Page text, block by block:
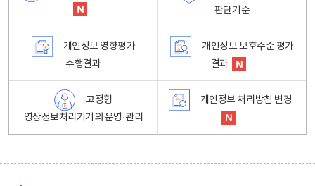
판단기준
개인정보 영향평가
수행결과
개인정보 보호수준 평가
결과
고정형
영상정보처리기기의 운영·관리
개인정보 처리방침 변경